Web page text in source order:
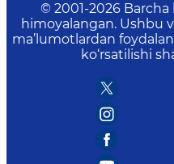
© 2001-2026
himoyalangan. Ushbu
ma’lumotlardan
ko‘rsatilishi